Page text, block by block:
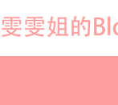
至